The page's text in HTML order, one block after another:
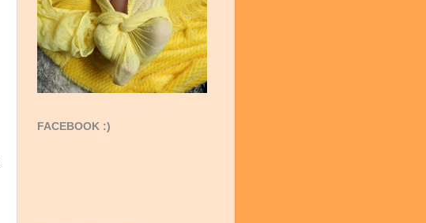
FACEBOOK :)